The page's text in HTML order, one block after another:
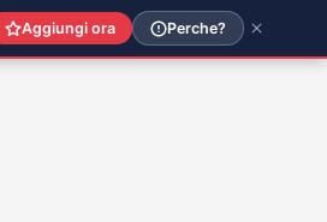
Aggiungi ora Perche?